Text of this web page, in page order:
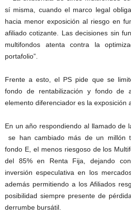
sí misma, cuando el marco legal
hacia menor exposición al riesgo en
afiliado cotizante. Las decisiones sin
multifondos atenta contra la
portafolio”.
Frente a esto, el PS pide que se
fondo de rentabilización y fondo de
elemento diferenciador es la exposición
En un año respondiendo al llamado de
se han cambiado más de un millón
fondo E, el menos riesgoso de los
del 85% en Renta Fija, dejando
inversión especulativa en los
además permitiendo a los Afiliados
posibilidad siempre presente de
derrumbe bursátil.